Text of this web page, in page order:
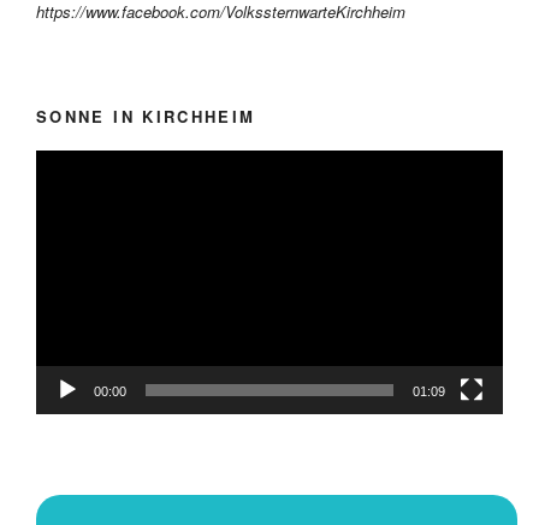
https://www.facebook.com/VolkssternwarteKirchheim
SONNE IN KIRCHHEIM
00:00 01:09